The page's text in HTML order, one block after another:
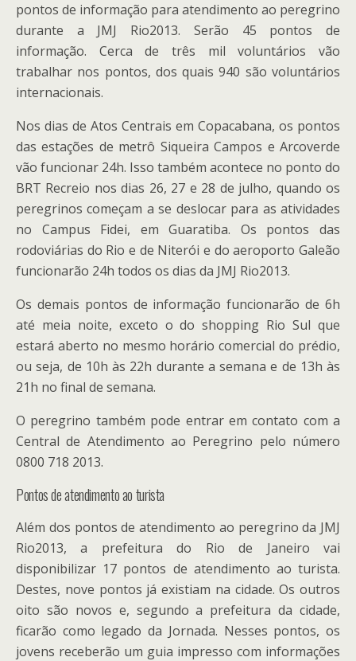
pontos de informação para atendimento ao peregrino
durante a JMJ Rio2013. Serão 45 pontos de
informação. Cerca de três mil voluntários vão
trabalhar nos pontos, dos quais 940 são voluntários
internacionais.
Nos dias de Atos Centrais em Copacabana, os pontos
das estações de metrô Siqueira Campos e Arcoverde
vão funcionar 24h. Isso também acontece no ponto do
BRT Recreio nos dias 26, 27 e 28 de julho, quando os
peregrinos começam a se deslocar para as atividades
no Campus Fidei, em Guaratiba. Os pontos das
rodoviárias do Rio e de Niterói e do aeroporto Galeão
funcionarão 24h todos os dias da JMJ Rio2013.
Os demais pontos de informação funcionarão de 6h
até meia noite, exceto o do shopping Rio Sul que
estará aberto no mesmo horário comercial do prédio,
ou seja, de 10h às 22h durante a semana e de 13h às
21h no final de semana.
O peregrino também pode entrar em contato com a
Central de Atendimento ao Peregrino pelo número
0800 718 2013.
Pontos de atendimento ao turista
Além dos pontos de atendimento ao peregrino da JMJ
Rio2013, a prefeitura do Rio de Janeiro vai
disponibilizar 17 pontos de atendimento ao turista.
Destes, nove pontos já existiam na cidade. Os outros
oito são novos e, segundo a prefeitura da cidade,
ficarão como legado da Jornada. Nesses pontos, os
jovens receberão um guia impresso com informações